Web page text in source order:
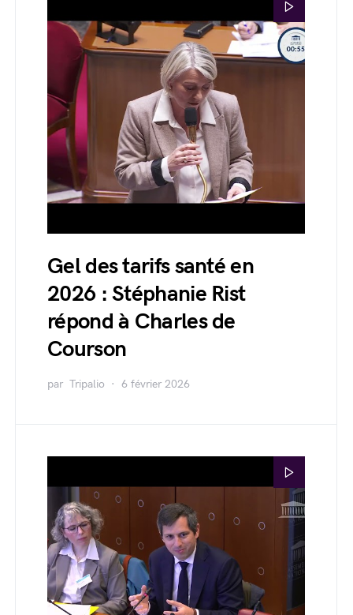
Gel des tarifs santé en
2026 : Stéphanie Rist
répond à Charles de
Courson
par Tripalio 6 février 2026